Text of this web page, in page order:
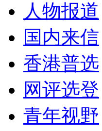
人物报道
国内来信
香港普选
网评选登
青年视野